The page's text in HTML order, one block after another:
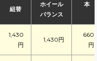
本
組替
ホイール
バランス
1,430
円
1,430円
660
円